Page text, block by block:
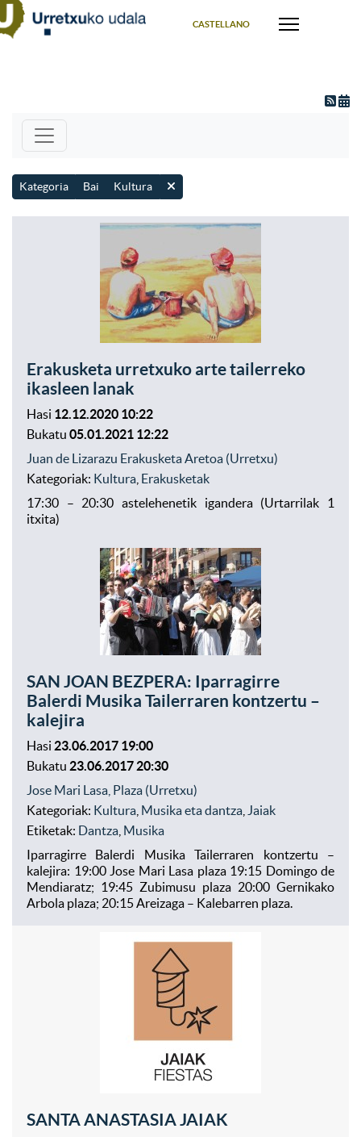
CASTELLANO
Kategoria Bai Kultura
Erakusketa urretxuko arte tailerreko
ikasleen lanak
Hasi 12.12.2020 10:22
Bukatu 05.01.2021 12:22
Juan de Lizarazu Erakusketa Aretoa (Urretxu)
Kategoriak: Kultura Erakusketak
17:30 – 20:30 astelehenetik igandera (Urtarrilak 1
itxita)
SAN JOAN BEZPERA: Iparragirre
Balerdi Musika Tailerraren kontzertu –
kalejira
Hasi 23.06.2017 19:00
Bukatu 23.06.2017 20:30
Jose Mari Lasa, Plaza (Urretxu)
Kategoriak: Kultura Musika eta dantza Jaiak
Etiketak: Dantza Musika
Iparragirre Balerdi Musika Tailerraren kontzertu –
kalejira: 19:00 Jose Mari Lasa plaza 19:15 Domingo de
Mendiaratz; 19:45 Zubimusu plaza 20:00 Gernikako
Arbola plaza; 20:15 Areizaga – Kalebarren plaza.
SANTA ANASTASIA JAIAK